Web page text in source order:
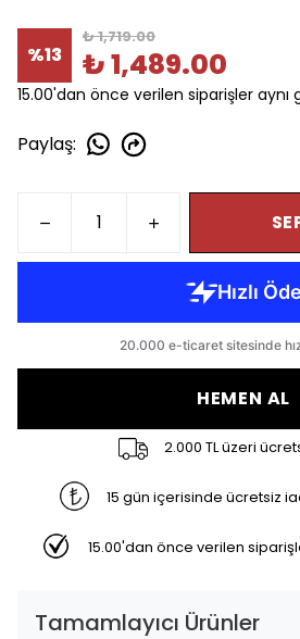
%13
₺ 1,719.00
₺ 1,489.00
15.00'dan önce verilen siparişler aynı
Paylaş:
HEMEN AL
2.000 TL üzeri
15 gün içerisinde ücretsiz
15.00'dan önce verilen
Tamamlayıcı Ürünler